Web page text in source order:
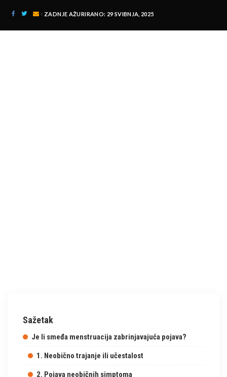
ZADNJE AŽURIRANO: 29 SVIBNJA, 2025
Sažetak
Je li smeđa menstruacija zabrinjavajuća pojava?
1. Neobično trajanje ili učestalost
2. Pojava neobičnih simptoma